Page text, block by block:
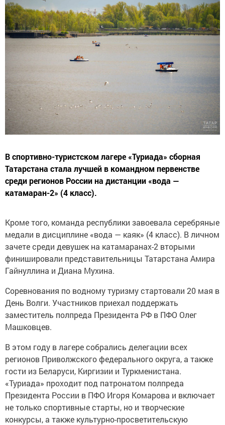
В спортивно-туристском лагере «Туриада» сборная
Татарстана стала лучшей в командном первенстве
среди регионов России на дистанции «вода —
катамаран-2» (4 класс).
Кроме того, команда республики завоевала серебряные
медали в дисциплине «вода — каяк» (4 класс). В личном
зачете среди девушек на катамаранах-2 вторыми
финишировали представительницы Татарстана Амира
Гайнуллина и Диана Мухина.
Соревнования по водному туризму стартовали 20 мая в
День Волги. Участников приехал поддержать
заместитель полпреда Президента РФ в ПФО Олег
Машковцев.
В этом году в лагере собрались делегации всех
регионов Приволжского федерального округа, а также
гости из Беларуси, Киргизии и Туркменистана.
«Туриада» проходит под патронатом полпреда
Президента России в ПФО Игоря Комарова и включает
не только спортивные старты, но и творческие
конкурсы, а также культурно-просветительскую